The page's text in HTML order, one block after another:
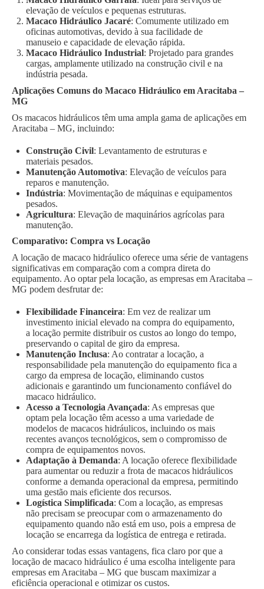
elevação de veículos e pequenas estruturas.
Macaco Hidráulico Jacaré: Comumente utilizado em
oficinas automotivas, devido à sua facilidade de
manuseio e capacidade de elevação rápida.
Macaco Hidráulico Industrial: Projetado para grandes
cargas, amplamente utilizado na construção civil e na
indústria pesada.
Aplicações Comuns do Macaco Hidráulico em Aracitaba –
MG
Os macacos hidráulicos têm uma ampla gama de aplicações em
Aracitaba – MG, incluindo:
Construção Civil: Levantamento de estruturas e
materiais pesados.
Manutenção Automotiva: Elevação de veículos para
reparos e manutenção.
Indústria: Movimentação de máquinas e equipamentos
pesados.
Agricultura: Elevação de maquinários agrícolas para
manutenção.
Comparativo: Compra vs Locação
A locação de macaco hidráulico oferece uma série de vantagens
significativas em comparação com a compra direta do
equipamento. Ao optar pela locação, as empresas em Aracitaba –
MG podem desfrutar de:
Flexibilidade Financeira: Em vez de realizar um
investimento inicial elevado na compra do equipamento,
a locação permite distribuir os custos ao longo do tempo,
preservando o capital de giro da empresa.
Manutenção Inclusa: Ao contratar a locação, a
responsabilidade pela manutenção do equipamento fica a
cargo da empresa de locação, eliminando custos
adicionais e garantindo um funcionamento confiável do
macaco hidráulico.
Acesso a Tecnologia Avançada: As empresas que
optam pela locação têm acesso a uma variedade de
modelos de macacos hidráulicos, incluindo os mais
recentes avanços tecnológicos, sem o compromisso de
compra de equipamentos novos.
Adaptação à Demanda: A locação oferece flexibilidade
para aumentar ou reduzir a frota de macacos hidráulicos
conforme a demanda operacional da empresa, permitindo
uma gestão mais eficiente dos recursos.
Logística Simplificada: Com a locação, as empresas
não precisam se preocupar com o armazenamento do
equipamento quando não está em uso, pois a empresa de
locação se encarrega da logística de entrega e retirada.
Ao considerar todas essas vantagens, fica claro por que a
locação de macaco hidráulico é uma escolha inteligente para
empresas em Aracitaba – MG que buscam maximizar a
eficiência operacional e otimizar os custos.